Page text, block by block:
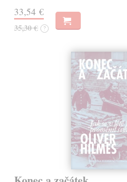
33,54 €
35,30 € ?